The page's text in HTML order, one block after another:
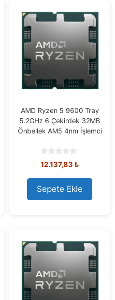
AMD Ryzen 5 9600 Tray
5.2GHz 6 Çekirdek 32MB
Önbellek AM5 4nm İşlemci
0
o
u
t
o
f
12.137,83 ₺
Sepete Ekle